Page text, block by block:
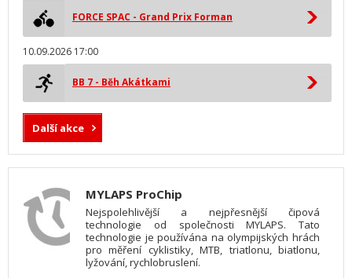
FORCE SPAC - Grand Prix Forman
10.09.2026 17:00
BB 7 - Běh Akátkami
Další akce
MYLAPS ProChip
Nejspolehlivější a nejpřesnější čipová
technologie od společnosti MYLAPS. Tato
technologie je používána na olympijských hrách
pro měření cyklistiky, MTB, triatlonu, biatlonu,
lyžování, rychlobruslení.